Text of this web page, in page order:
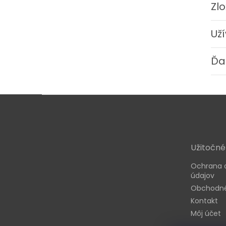
Ochrana
údajov
Kontakt
Môj účet